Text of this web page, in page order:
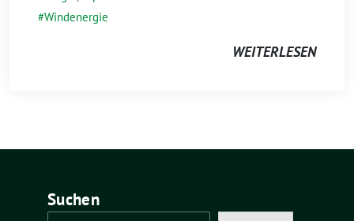
Windenergie
WEITERLESEN
Suchen